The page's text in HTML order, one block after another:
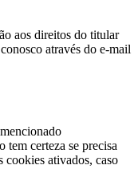
aos direitos do titular
através do e-mail
tem certeza se precisa
cookies ativados, caso